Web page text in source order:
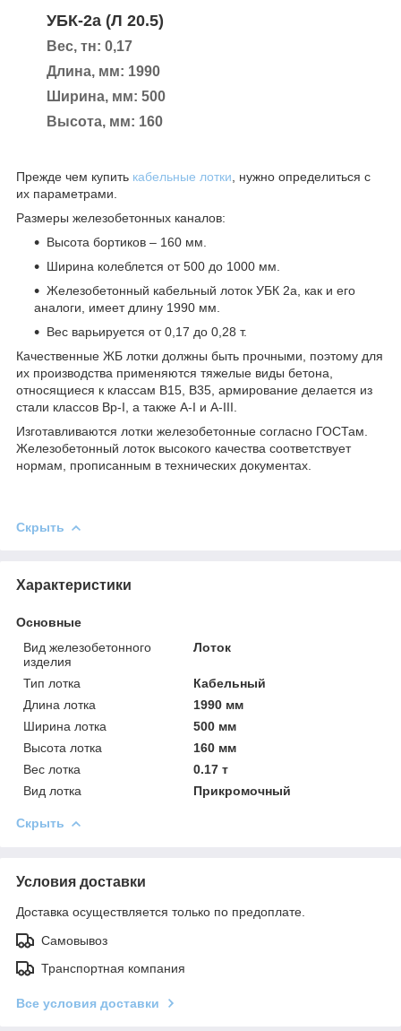
УБК-2а (Л 20.5)
Вес, тн: 0,17
Длина, мм: 1990
Ширина, мм: 500
Высота, мм: 160
Прежде чем купить кабельные лотки , нужно определиться с
их параметрами.
Размеры железобетонных каналов:
Высота бортиков – 160 мм.
Ширина колеблется от 500 до 1000 мм.
Железобетонный кабельный лоток УБК 2а, как и его
аналоги, имеет длину 1990 мм.
Вес варьируется от 0,17 до 0,28 т.
Качественные ЖБ лотки должны быть прочными, поэтому для
их производства применяются тяжелые виды бетона,
относящиеся к классам В15, В35, армирование делается из
стали классов Вр-I, а также А-I и А-III.
Изготавливаются лотки железобетонные согласно ГОСТам.
Железобетонный лоток высокого качества соответствует
нормам, прописанным в технических документах.
Скрыть
Характеристики
Основные
Вид железобетонного
изделия
Лоток
Тип лотка
Кабельный
Длина лотка
1990 мм
Ширина лотка
500 мм
Высота лотка
160 мм
Вес лотка
0.17 т
Вид лотка
Прикромочный
Скрыть
Условия доставки
Доставка осуществляется только по предоплате.
Самовывоз
Транспортная компания
Все условия доставки